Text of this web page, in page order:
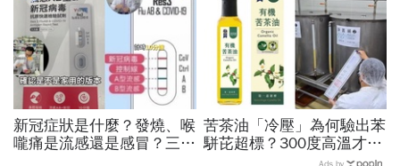
新冠症狀是什麼？發燒、喉
嚨痛是流感還是感冒？三合
苦茶油「冷壓」為何驗出苯
駢芘超標？300度高溫才大
量形成，哪個環節出問題？
Ads by